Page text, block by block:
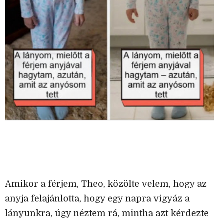
Amikor a férjem, Theo, közölte velem, hogy az
anyja felajánlotta, hogy egy napra vigyáz a
lányunkra, úgy néztem rá, mintha azt kérdezte